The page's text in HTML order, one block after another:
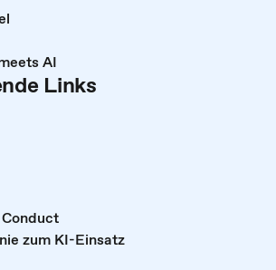
AI
Links
zum KI-Einsatz